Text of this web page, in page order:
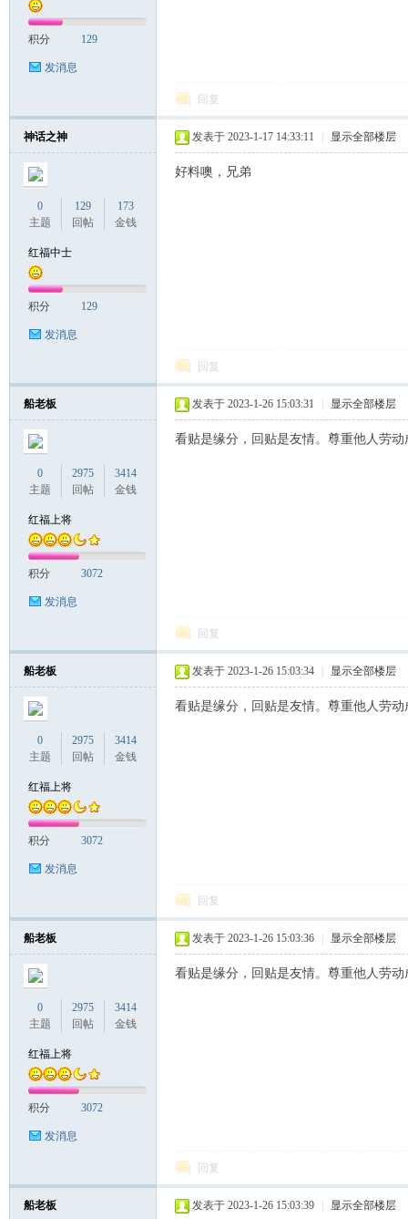
积分 129
发消息
回复
神话之神
0
主题
129
回帖
173
金钱
红福中士
积分 129
发消息
发表于 2023-1-17 14:33:11 显示全部楼层
好料噢，兄弟
回复
船老板
0
主题
2975
回帖
3414
金钱
红福上将
积分 3072
发消息
发表于 2023-1-26 15:03:31 显示全部楼层
看贴是缘分，回贴是友情。尊重他人劳
回复
船老板
0
主题
2975
回帖
3414
金钱
红福上将
积分 3072
发消息
发表于 2023-1-26 15:03:34 显示全部楼层
看贴是缘分，回贴是友情。尊重他人劳
回复
船老板
0
主题
2975
回帖
3414
金钱
红福上将
积分 3072
发消息
发表于 2023-1-26 15:03:36 显示全部楼层
看贴是缘分，回贴是友情。尊重他人劳
回复
船老板 发表于 2023-1-26 15:03:39 显示全部楼层